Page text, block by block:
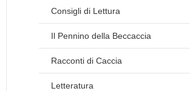
Consigli di Lettura
Il Pennino della Beccaccia
Racconti di Caccia
Letteratura